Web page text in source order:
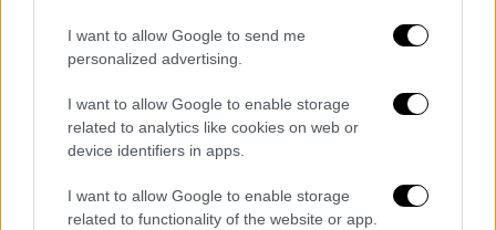
I want to allow Google to send me
personalized advertising.
I want to allow Google to enable storage
related to analytics like cookies on web or
device identifiers in apps.
I want to allow Google to enable storage
related to functionality of the website or app.
αυτό μέσα στη μανία της θάλασσας.
Η χαριστική βολή ήρθε από την καταστροφή
της πυξίδας. Από τα νερά και τα αντικείμενα
που έπεσαν πάνω της έσπασε. «Εκεί
αρχίσαμε να βλέπουμε το Χάρο με τα μάτια
μας», έγραφαν. «Από ώρα σε ώρα από στιγμή
σε στιγμή περιμέναμε το θάνατο μας».